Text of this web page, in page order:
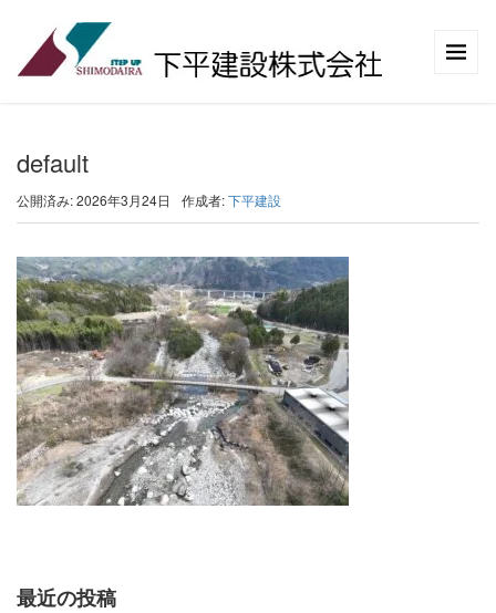
default
公開済み: 2026年3月24日 作成者:下平建設
最近の投稿